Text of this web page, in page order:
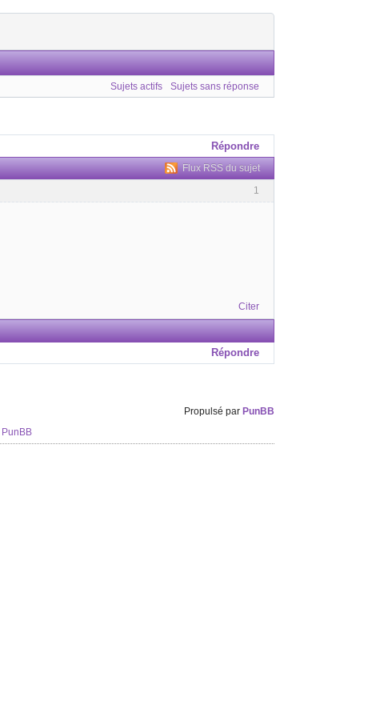
Sujets actifs Sujets sans réponse
Répondre
Flux RSS du sujet
1
Citer
Répondre
Propulsé par PunBB
PunBB